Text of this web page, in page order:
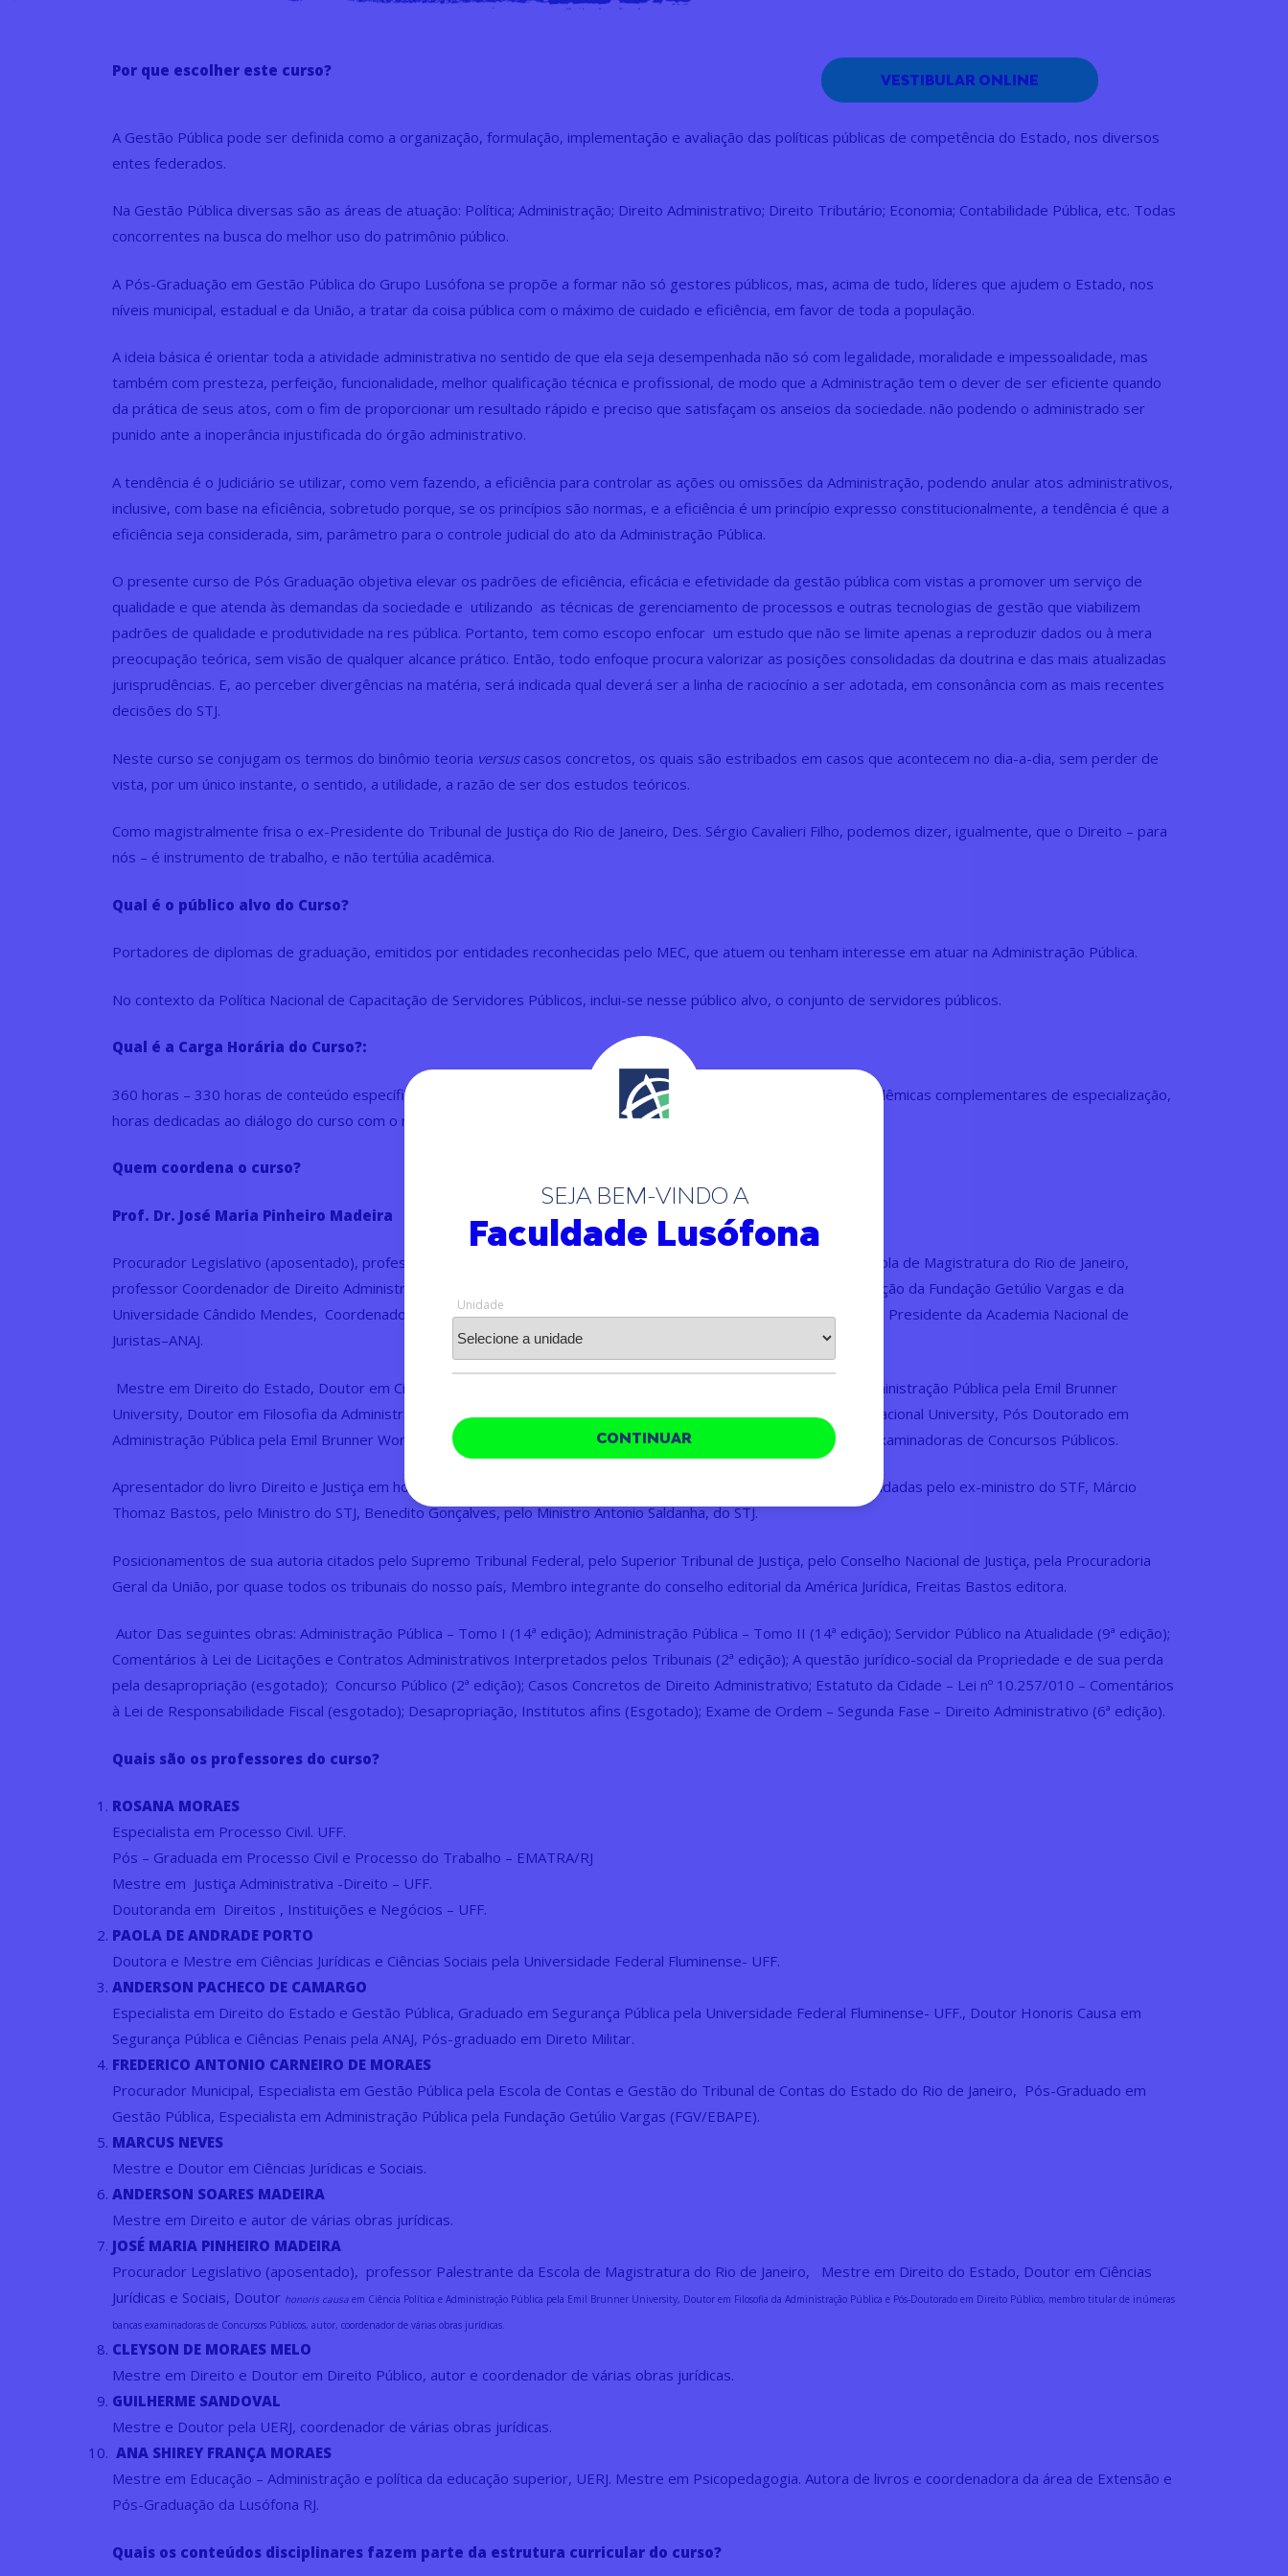
SEJA BEM-VINDO A
Faculdade Lusófona
Unidade
CONTINUAR
Por que escolher este curso?
VESTIBULAR ONLINE
A Gestão Pública pode ser definida como a organização, formulação, implementação e avaliação das políticas públicas de competência do Estado, nos diversos
entes federados.
Na Gestão Pública diversas são as áreas de atuação: Política; Administração; Direito Administrativo; Direito Tributário; Economia; Contabilidade Pública, etc. Todas
concorrentes na busca do melhor uso do patrimônio público.
A Pós-Graduação em Gestão Pública do Grupo Lusófona se propõe a formar não só gestores públicos, mas, acima de tudo, líderes que ajudem o Estado, nos
níveis municipal, estadual e da União, a tratar da coisa pública com o máximo de cuidado e eficiência, em favor de toda a população.
A ideia básica é orientar toda a atividade administrativa no sentido de que ela seja desempenhada não só com legalidade, moralidade e impessoalidade, mas
também com presteza, perfeição, funcionalidade, melhor qualificação técnica e profissional, de modo que a Administração tem o dever de ser eficiente quando
da prática de seus atos, com o fim de proporcionar um resultado rápido e preciso que satisfaçam os anseios da sociedade. não podendo o administrado ser
punido ante a inoperância injustificada do órgão administrativo.
A tendência é o Judiciário se utilizar, como vem fazendo, a eficiência para controlar as ações ou omissões da Administração, podendo anular atos administrativos,
inclusive, com base na eficiência, sobretudo porque, se os princípios são normas, e a eficiência é um princípio expresso constitucionalmente, a tendência é que a
eficiência seja considerada, sim, parâmetro para o controle judicial do ato da Administração Pública.
O presente curso de Pós Graduação objetiva elevar os padrões de eficiência, eficácia e efetividade da gestão pública com vistas a promover um serviço de
qualidade e que atenda às demandas da sociedade e utilizando as técnicas de gerenciamento de processos e outras tecnologias de gestão que viabilizem
padrões de qualidade e produtividade na res pública. Portanto, tem como escopo enfocar um estudo que não se limite apenas a reproduzir dados ou à mera
preocupação teórica, sem visão de qualquer alcance prático. Então, todo enfoque procura valorizar as posições consolidadas da doutrina e das mais atualizadas
jurisprudências. E, ao perceber divergências na matéria, será indicada qual deverá ser a linha de raciocínio a ser adotada, em consonância com as mais recentes
decisões do STJ.
Neste curso se conjugam os termos do binômio teoria versuscasos concretos, os quais são estribados em casos que acontecem no dia-a-dia, sem perder de
vista, por um único instante, o sentido, a utilidade, a razão de ser dos estudos teóricos.
Como magistralmente frisa o ex-Presidente do Tribunal de Justiça do Rio de Janeiro, Des. Sérgio Cavalieri Filho, podemos dizer, igualmente, que o Direito – para
nós – é instrumento de trabalho, e não tertúlia acadêmica.
Qual é o público alvo do Curso?
Portadores de diplomas de graduação, emitidos por entidades reconhecidas pelo MEC, que atuem ou tenham interesse em atuar na Administração Pública.
No contexto da Política Nacional de Capacitação de Servidores Públicos, inclui-se nesse público alvo, o conjunto de servidores públicos.
Qual é a Carga Horária do Curso?:
360 horas – 330 horas de conteúdo específicos de desenvolvimento de competências e 30 horas de atividades acadêmicas complementares de especialização,
horas dedicadas ao diálogo do curso com o mundo do trabalho.
Quem coordena o curso?
Prof. Dr. José Maria Pinheiro Madeira
Procurador Legislativo (aposentado), professor Emérito da Universidade da Filadélfia, professor Palestrante da Escola de Magistratura do Rio de Janeiro,
professor Coordenador de Direito Administrativo da Universidade Estácio de Sá, Professor do Curso de Pós Graduação da Fundação Getúlio Vargas e da
Universidade Cândido Mendes, Coordenador Geral da Área de Graduação do Grupo Lusófona ( Portugal/Brasil – RJ), Presidente da Academia Nacional de
Juristas–ANAJ.
Mestre em Direito do Estado, Doutor em Ciências Jurídicas e Sociais, Doutor
em Ciência Política e Administração Pública pela Emil Brunner
University, Doutor em Filosofia da Administração Pública e Pós-Doutorado em Direito Público pela Cambridge Internacional University, Pós Doutorado em
Administração Pública pela Emil Brunner Word University, além de integrar, como membro titular, inúmeras bancas examinadoras de Concursos Públicos.
Apresentador do livro Direito e Justiça em homenagem aos 25 anos do Ministro Marco Aurélio no STF. Obras referendadas pelo ex-ministro do STF, Márcio
Thomaz Bastos, pelo Ministro do STJ, Benedito Gonçalves, pelo Ministro Antonio Saldanha, do STJ.
Posicionamentos de sua autoria citados pelo Supremo Tribunal Federal, pelo Superior Tribunal de Justiça, pelo Conselho Nacional de Justiça, pela Procuradoria
Geral da União, por quase todos os tribunais do nosso país, Membro integrante do conselho editorial da América Jurídica, Freitas Bastos editora.
Autor Das seguintes obras: Administração Pública – Tomo I (14ª edição); Administração Pública – Tomo II (14ª edição); Servidor Público na Atualidade (9ª edição);
Comentários à Lei de Licitações e Contratos Administrativos Interpretados pelos Tribunais (2ª edição); A questão jurídico-social da Propriedade e de sua perda
pela desapropriação (esgotado); Concurso Público (2ª edição); Casos Concretos de Direito Administrativo; Estatuto da Cidade – Lei nº 10.257/010 – Comentários
à Lei de Responsabilidade Fiscal (esgotado); Desapropriação, Institutos afins (Esgotado); Exame de Ordem – Segunda Fase – Direito Administrativo (6ª edição).
Quais são os professores do curso?
ROSANA MORAES
Especialista em Processo Civil. UFF.
Pós – Graduada em Processo Civil e Processo do Trabalho – EMATRA/RJ
Mestre em Justiça Administrativa -Direito – UFF.
Doutoranda em Direitos , Instituições e Negócios – UFF.
PAOLA DE ANDRADE PORTO
Doutora e Mestre em Ciências Jurídicas e Ciências Sociais pela Universidade Federal Fluminense- UFF.
ANDERSON PACHECO DE CAMARGO
Especialista em Direito do Estado e Gestão Pública, Graduado em Segurança Pública pela Universidade Federal Fluminense- UFF., Doutor Honoris Causa em
Segurança Pública e Ciências Penais pela ANAJ, Pós-graduado em Direto Militar.
FREDERICO ANTONIO CARNEIRO DE MORAES
Procurador Municipal, Especialista em Gestão Pública pela Escola de Contas e Gestão do Tribunal de Contas do Estado do Rio de Janeiro, Pós-Graduado em
Gestão Pública, Especialista em Administração Pública pela Fundação Getúlio Vargas (FGV/EBAPE).
MARCUS NEVES
Mestre e Doutor em Ciências Jurídicas e Sociais.
ANDERSON SOARES MADEIRA
Mestre em Direito e autor de várias obras jurídicas.
JOSÉ MARIA PINHEIRO MADEIRA
Procurador Legislativo (aposentado), professor Palestrante da Escola de Magistratura do Rio de Janeiro, Mestre em Direito do Estado, Doutor em Ciências
Jurídicas e Sociais, Doutor honoris causa em Ciência Política e Administração Pública pela Emil Brunner University, Doutor em Filosofia da Administração Pública e Pós-Doutorado em Direito Público, membro titular de inúmeras
bancas examinadoras de Concursos Públicos, autor, coordenador de várias obras jurídicas.
CLEYSON DE MORAES MELO
Mestre em Direito e Doutor em Direito Público, autor e coordenador de várias obras jurídicas.
GUILHERME SANDOVAL
Mestre e Doutor pela UERJ, coordenador de várias obras jurídicas.
ANA SHIREY FRANÇA MORAES
Mestre em Educação – Administração e política da educação superior, UERJ. Mestre em Psicopedagogia. Autora de livros e coordenadora da área de Extensão e
Pós-Graduação da Lusófona RJ.
Quais os conteúdos disciplinares fazem parte da estrutura curricular do curso?